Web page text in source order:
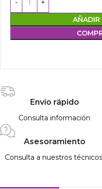
AÑADIR
Envío rápido
Consulta información
Asesoramiento
Consulta a nuestros técnicos